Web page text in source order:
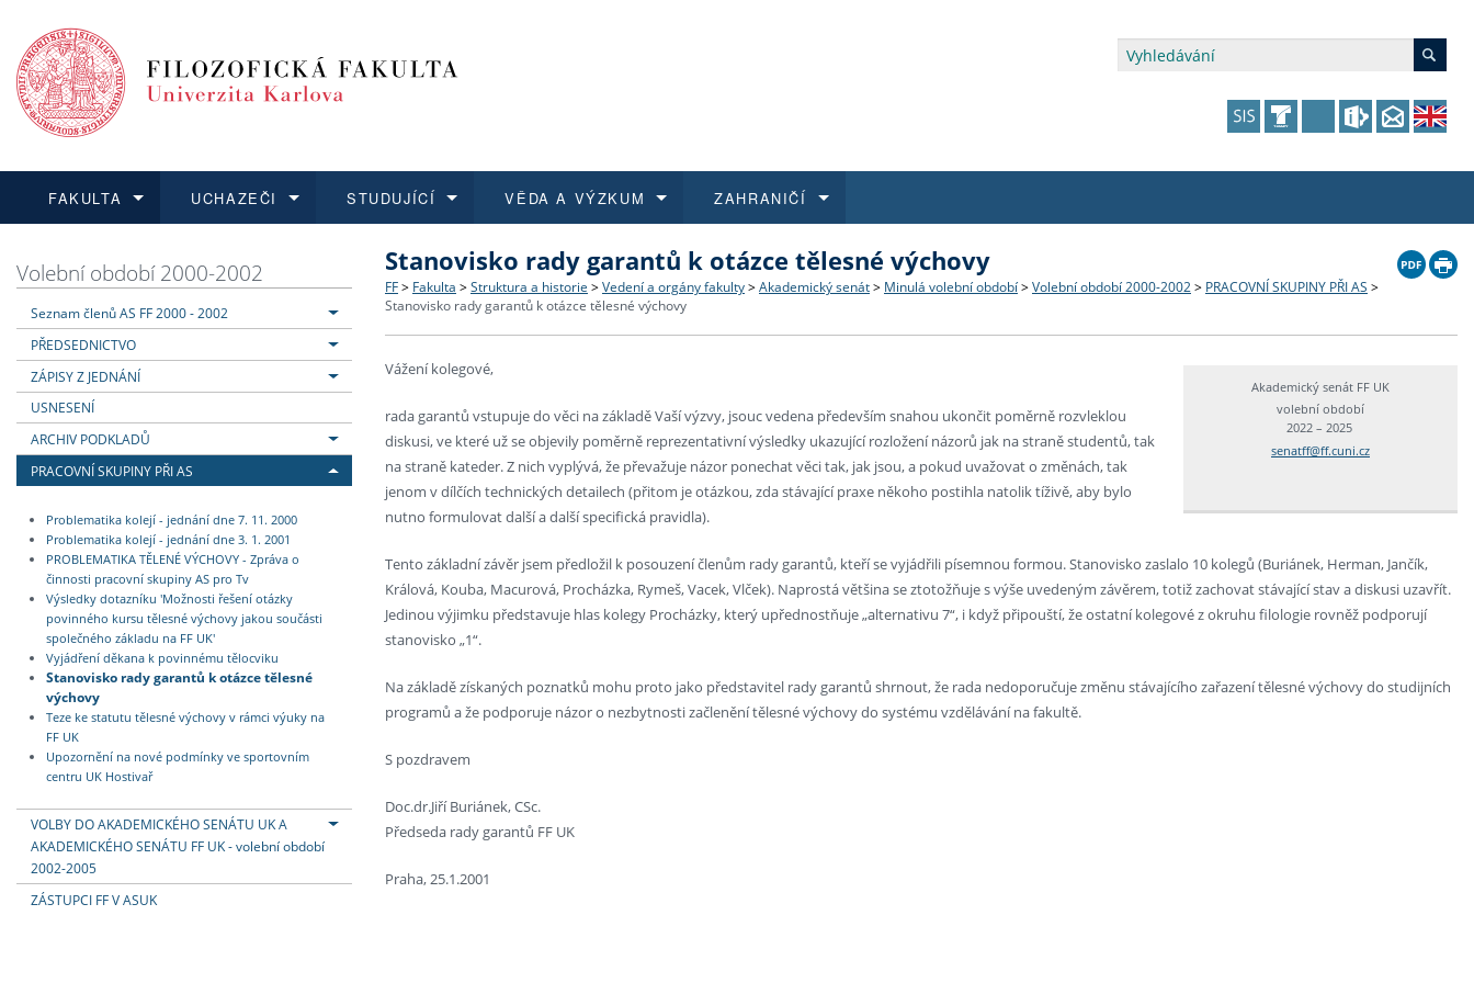
FAKULTA
Dozvědět se více
Struktura a historie
Podpora a benefity pro zaměstnance
Absolventi fakulty
Fakultní školy FF UK
Pro média a veřejnost
Výběrová řízení
Vydavatelství FF UK
UCHAZEČI
Podat přihlášku
Co studovat a jak se přihlásit
Informace k průběhu přijímacího řízení
Kurzy dalšího vzdělávání
STUDUJÍCÍ
Dozvědět se více
Bakalářské a magisterské studium
Rigorózní řízení
Kurzy dalšího vzdělávání
VĚDA A VÝZKUM
Dozvědět se více
O vědě a výzkumu na FF UK
Granty a projekty
Transfer & Impact Office
ZAHRANIČÍ
Dozvědět se více
Aktuální nabídky a výběrová řízení
Přijíždějící studenti
Vyjíždějící zaměstnanci
Přijíždějící zaměstnanci
Volební období 2000-2002
Seznam členů AS FF 2000 - 2002
PŘEDSEDNICTVO
ZÁPISY Z JEDNÁNÍ
USNESENÍ
ARCHIV PODKLADŮ
PRACOVNÍ SKUPINY PŘI AS
Problematika kolejí - jednání dne 7. 11. 2000
Problematika kolejí - jednání dne 3. 1. 2001
PROBLEMATIKA TĚLENÉ VÝCHOVY - Zpráva o
činnosti pracovní skupiny AS pro Tv
Výsledky dotazníku 'Možnosti řešení otázky
povinného kursu tělesné výchovy jakou součásti
společného základu na FF UK'
Vyjádření děkana k povinnému tělocviku
Stanovisko rady garantů k otázce tělesné
výchovy
Teze ke statutu tělesné výchovy v rámci výuky na
FF UK
Upozornění na nové podmínky ve sportovním
centru UK Hostivař
VOLBY DO AKADEMICKÉHO SENÁTU UK A
AKADEMICKÉHO SENÁTU FF UK - volební období
2002-2005
ZÁSTUPCI FF V ASUK
Stanovisko rady garantů k otázce tělesné výchovy
FF > Fakulta > Struktura a historie > Vedení a orgány fakulty > Akademický senát > Minulá volební období > Volební období 2000-2002 > PRACOVNÍ SKUPINY PŘI AS >
Stanovisko rady garantů k otázce tělesné výchovy
Akademický senát FF UK
volební období
2022 – 2025
senatff@ff.cuni.cz
Vážení kolegové,
rada garantů vstupuje do věci na základě Vaší výzvy, jsouc vedena především snahou ukončit poměrně rozvleklou
diskusi, ve které už se objevily poměrně reprezentativní výsledky ukazující rozložení názorů jak na straně studentů, tak
na straně kateder. Z nich vyplývá, že převažuje názor ponechat věci tak, jak jsou, a pokud uvažovat o změnách, tak
jenom v dílčích technických detailech (přitom je otázkou, zda stávající praxe někoho postihla natolik tíživě, aby bylo
nutno formulovat další a další specifická pravidla).
Tento základní závěr jsem předložil k posouzení členům rady garantů, kteří se vyjádřili písemnou formou. Stanovisko zaslalo 10 kolegů (Buriánek, Herman, Jančík,
Králová, Kouba, Macurová, Procházka, Rymeš, Vacek, Vlček). Naprostá většina se ztotožňuje s výše uvedeným závěrem, totiž zachovat stávající stav a diskusi uzavřít.
Jedinou výjimku představuje hlas kolegy Procházky, který upřednostňuje „alternativu 7“, i když připouští, že ostatní kolegové z okruhu filologie rovněž podporují
stanovisko „1“.
Na základě získaných poznatků mohu proto jako představitel rady garantů shrnout, že rada nedoporučuje změnu stávajícího zařazení tělesné výchovy do studijních
programů a že podporuje názor o nezbytnosti začlenění tělesné výchovy do systému vzdělávání na fakultě.
S pozdravem
Doc.dr.Jiří Buriánek, CSc.
Předseda rady garantů FF UK
Praha, 25.1.2001